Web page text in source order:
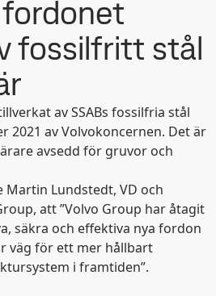
fossilfritt stål
av SSABs fossilfria stål
2021 av Volvokoncernen. Det är
avsedd för gruvor och
Lundstedt, VD och
att ”Volvo Group har åtagit
säkra och effektiva nya fordon
väg för ett mer hållbart
i framtiden”.